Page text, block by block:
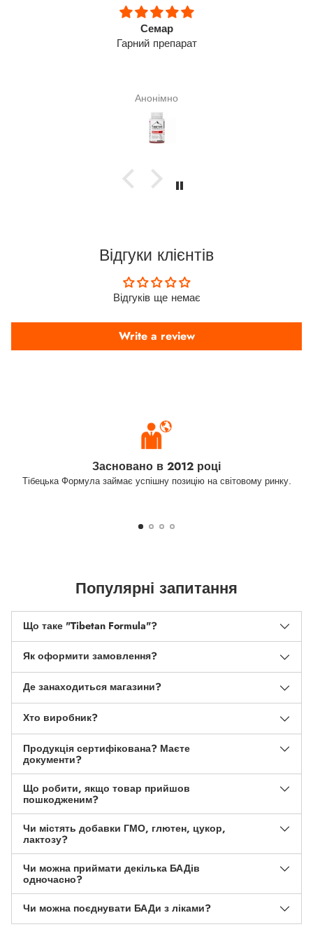
Семар
Гарний препарат
Анонімно
Відгуки клієнтів
Відгуків ще немає
Write a review
Засновано в 2012 році
Тібецька Формула займає успішну позицію на світовому ринку.
Популярні запитання
Що таке "Tibetan Formula"?
Як оформити замовлення?
Де занаходиться магазини?
Хто виробник?
Продукція сертифікована? Маєте
документи?
Що робити, якщо товар прийшов
пошкодженим?
Чи містять добавки ГМО, глютен, цукор,
лактозу?
Чи можна приймати декілька БАДів
одночасно?
Чи можна поєднувати БАДи з ліками?